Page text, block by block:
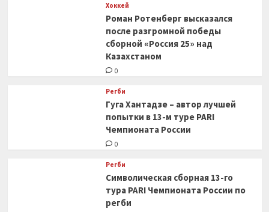
Хоккей
Роман Ротенберг высказался
после разгромной победы
сборной «Россия 25» над
Казахстаном
0
Регби
Гуга Хантадзе – автор лучшей
попытки в 13-м туре PARI
Чемпионата России
0
Регби
Символическая сборная 13-го
тура PARI Чемпионата России по
регби